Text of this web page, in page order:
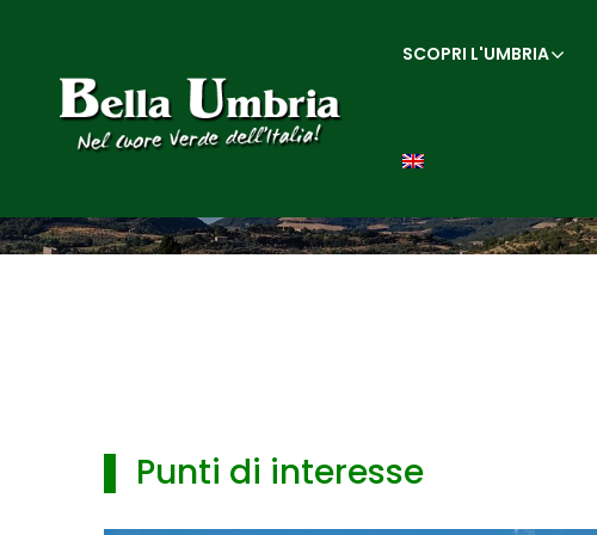
SCOPRI L'UMBRIA
▌ Punti di interesse